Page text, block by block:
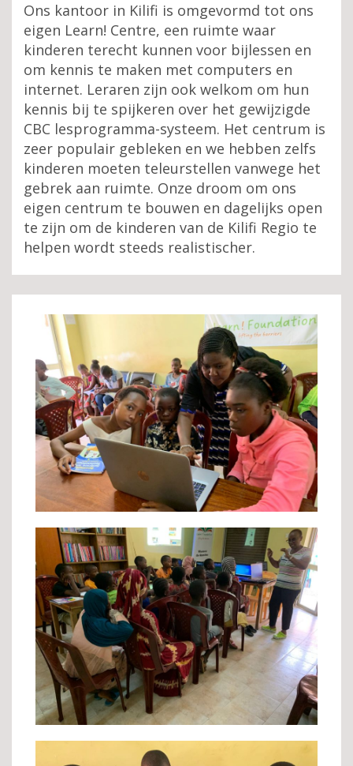
Ons kantoor in Kilifi is omgevormd tot ons
eigen Learn! Centre, een ruimte waar
kinderen terecht kunnen voor bijlessen en
om kennis te maken met computers en
internet. Leraren zijn ook welkom om hun
kennis bij te spijkeren over het gewijzigde
CBC lesprogramma-systeem. Het centrum is
zeer populair gebleken en we hebben zelfs
kinderen moeten teleurstellen vanwege het
gebrek aan ruimte. Onze droom om ons
eigen centrum te bouwen en dagelijks open
te zijn om de kinderen van de Kilifi Regio te
helpen wordt steeds realistischer.